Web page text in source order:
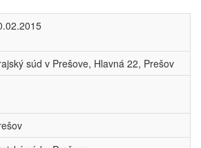
súd v Prešove, Hlavná 22, Prešov